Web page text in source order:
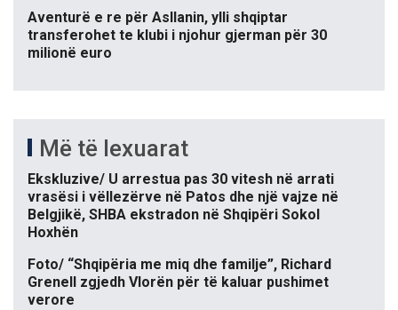
Aventurë e re për Asllanin, ylli shqiptar
transferohet te klubi i njohur gjerman për 30
milionë euro
Më të lexuarat
Ekskluzive/ U arrestua pas 30 vitesh në arrati
vrasësi i vëllezërve në Patos dhe një vajze në
Belgjikë, SHBA ekstradon në Shqipëri Sokol
Hoxhën
Foto/ “Shqipëria me miq dhe familje”, Richard
Grenell zgjedh Vlorën për të kaluar pushimet
verore